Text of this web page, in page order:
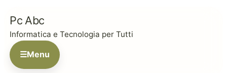
Pc Abc
Informatica e Tecnologia per Tutti
☰Menu